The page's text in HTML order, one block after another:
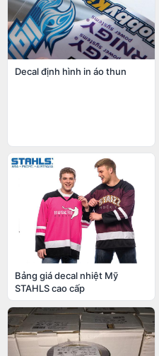
Decal định hình in áo thun
Bảng giá decal nhiệt Mỹ
STAHLS cao cấp